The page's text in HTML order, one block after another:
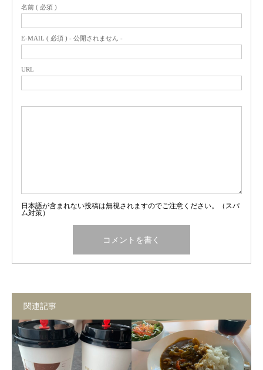
名前 ( 必須 )
E-MAIL ( 必須 ) - 公開されません -
URL
日本語が含まれない投稿は無視されますのでご注意ください。（スパ
ム対策）
関連記事